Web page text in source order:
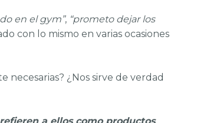
en el gym”, “prometo dejar los
con lo mismo en varias ocasiones
necesarias? ¿Nos sirve de verdad
a ellos como productos